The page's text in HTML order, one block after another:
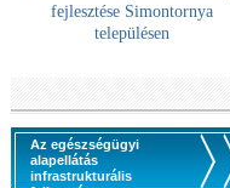
fejlesztése Simontornya
településen
Az egészségügyi
alapellátás
infrastrukturális